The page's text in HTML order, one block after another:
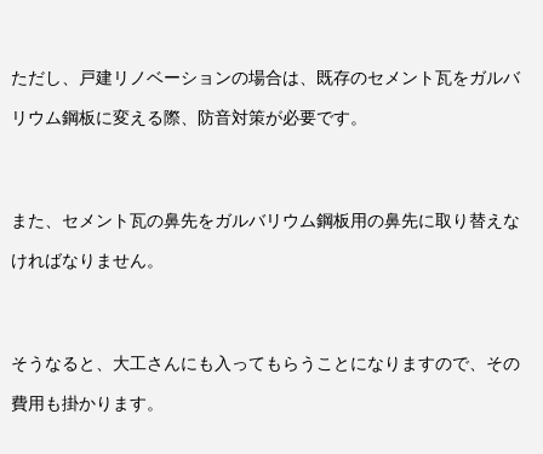
ただし、戸建リノベーションの場合は、既存のセメント瓦をガルバ
リウム鋼板に変える際、防音対策が必要です。
また、セメント瓦の鼻先をガルバリウム鋼板用の鼻先に取り替えな
ければなりません。
そうなると、大工さんにも入ってもらうことになりますので、その
費用も掛かります。